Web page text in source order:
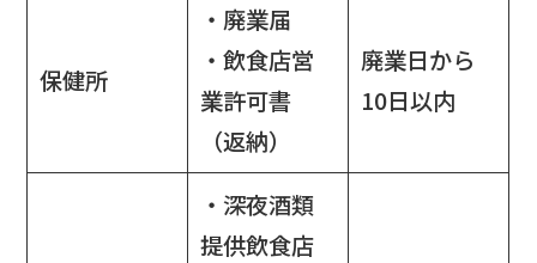
保健所
・廃業届
・飲食店営
業許可書
（返納）
廃業日から
10日以内
・深夜酒類
提供飲食店